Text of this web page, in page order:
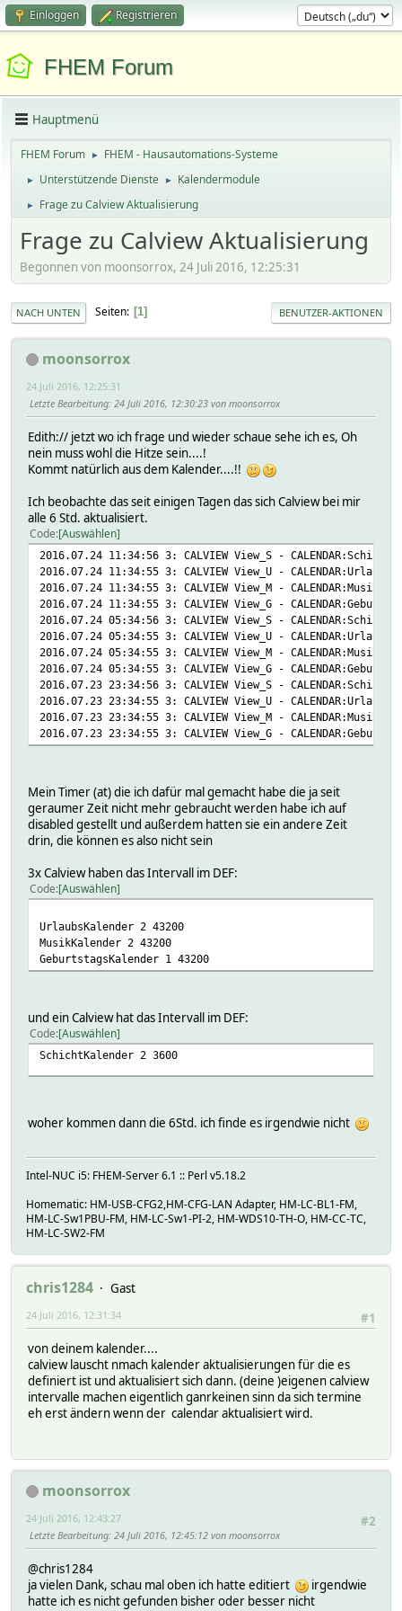
Einloggen Registrieren
FHEM Forum
Hauptmenü
FHEM Forum ► FHEM - Hausautomations-Systeme
► Unterstützende Dienste ► Kalendermodule
► Frage zu Calview Aktualisierung
Frage zu Calview Aktualisierung
Begonnen von moonsorrox, 24 Juli 2016, 12:25:31
NACH UNTEN Seiten 1 BENUTZER-AKTIONEN
moonsorrox
24 Juli 2016, 12:25:31
Letzte Bearbeitung: 24 Juli 2016, 12:30:23 von moonsorrox
Edith:// jetzt wo ich frage und wieder schaue sehe ich es, Oh
nein muss wohl die Hitze sein....!
Kommt natürlich aus dem Kalender....!!
Ich beobachte das seit einigen Tagen das sich Calview bei mir
alle 6 Std. aktualisiert.
Code Auswählen
2016.07.24 11:34:56 3: CALVIEW View_S -
2016.07.24 11:34:55 3: CALVIEW View_U -
2016.07.24 11:34:55 3: CALVIEW View_M -
2016.07.24 11:34:55 3: CALVIEW View_G -
2016.07.24 05:34:56 3: CALVIEW View_S -
2016.07.24 05:34:55 3: CALVIEW View_U -
2016.07.24 05:34:55 3: CALVIEW View_M -
2016.07.24 05:34:55 3: CALVIEW View_G -
2016.07.23 23:34:56 3: CALVIEW View_S -
2016.07.23 23:34:55 3: CALVIEW View_U -
2016.07.23 23:34:55 3: CALVIEW View_M -
2016.07.23 23:34:55 3: CALVIEW View_G -
Mein Timer (at) die ich dafür mal gemacht habe die ja seit
geraumer Zeit nicht mehr gebraucht werden habe ich auf
disabled gestellt und außerdem hatten sie ein andere Zeit
drin, die können es also nicht sein
3x Calview haben das Intervall im DEF:
Code Auswählen
UrlaubsKalender 2 43200
MusikKalender 2 43200
GeburtstagsKalender 1 43200
und ein Calview hat das Intervall im DEF:
Code Auswählen
SchichtKalender 2 3600
woher kommen dann die 6Std. ich finde es irgendwie nicht
Intel-NUC i5: FHEM-Server 6.1 :: Perl v5.18.2
Homematic: HM-USB-CFG2,HM-CFG-LAN Adapter, HM-LC-BL1-FM,
HM-LC-Sw1PBU-FM, HM-LC-Sw1-PI-2, HM-WDS10-TH-O, HM-CC-TC,
HM-LC-SW2-FM
chris1284
Gast
#1
24 Juli 2016, 12:31:34
von deinem kalender....
calview lauscht nmach kalender aktualisierungen für die es
definiert ist und aktualisiert sich dann. (deine )eigenen calview
intervalle machen eigentlich ganrkeinen sinn da sich termine
eh erst ändern wenn der calendar aktualisiert wird.
moonsorrox
#2
24 Juli 2016, 12:43:27
Letzte Bearbeitung: 24 Juli 2016, 12:45:12 von moonsorrox
@chris1284
ja vielen Dank, schau mal oben ich hatte editiert
irgendwie
hatte ich es nicht gefunden bisher oder besser nicht